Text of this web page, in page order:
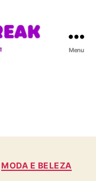
Menu
MODA E BELEZA